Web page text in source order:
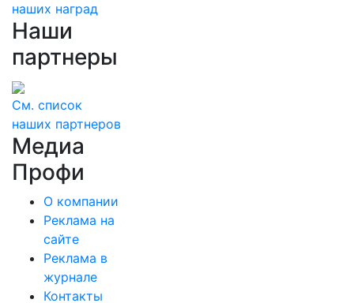
наших наград
Наши
партнеры
См. список
наших партнеров
Медиа
Профи
О компании
Реклама на
сайте
Реклама в
журнале
Контакты